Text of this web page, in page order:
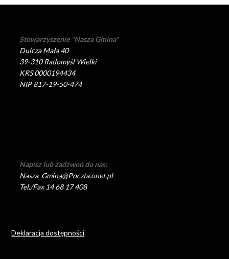
Stowarzyszenie "Nasza Gmina"
Dulcza Mała 40
39-310 Radomyśl Wielki
KRS 0000194434
NIP 817-19-50-474
Napisz lub zadzwoń do nas:
Nasza_Gmina@Poczta.onet.pl
Tel./Fax 14 68 17 408
Deklaracja dostępności